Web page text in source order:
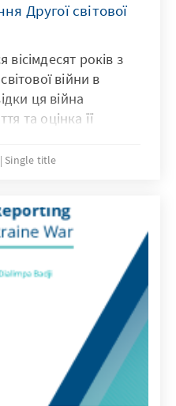
Другої світової
років з
війни в
ця війна
та оцінка її
Важливою віхою в
Ріхарда фон
річниці
1985 р. Відтоді
роки до мирної
б неможливою
Східної Європи.
— два ключові
пам’яті про
відіграють
країнах, а також
Single title